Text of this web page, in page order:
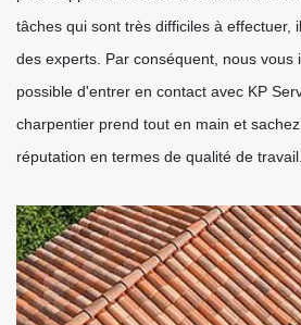
tâches qui sont très difficiles à effectuer,
des experts. Par conséquent, nous vous
possible d'entrer en contact avec KP
charpentier prend tout en main et
réputation en termes de qualité de travail.